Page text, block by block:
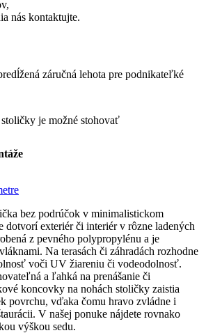
nás kontaktujte.
záručná lehota pre podnikateľké
je možné stohovať
bez podrúčok v minimalistickom
dotvorí exteriér či interiér v rôzne ladených
z pevného polypropylénu a je
Na terasách či záhradách rozhodne
voči UV žiareniu či vodeodolnosť.
a ľahká na prenášanie či
koncovky na nohách stoličky zaistia
povrchu, vďaka čomu hravo zvládne i
V našej ponuke nájdete rovnako
výškou sedu.